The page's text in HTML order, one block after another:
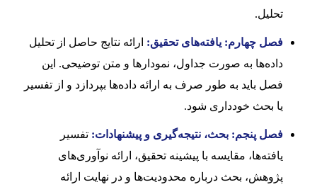
تحلیل.
فصل چهارم: یافته‌های تحقیق: ارائه نتایج حاصل از تحلیل
داده‌ها به صورت جداول، نمودارها و متن توضیحی. این
فصل باید به طور صرف به ارائه داده‌ها بپردازد و از تفسیر
یا بحث خودداری شود.
فصل پنجم: بحث، نتیجه‌گیری و پیشنهادات: تفسیر
یافته‌ها، مقایسه با پیشینه تحقیق، ارائه نوآوری‌های
پژوهش، بحث درباره محدودیت‌ها و در نهایت ارائه